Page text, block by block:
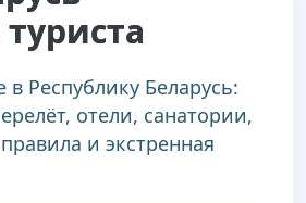
в Республику Беларусь:
отели, санатории,
и экстренная